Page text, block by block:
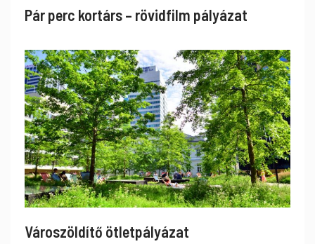
Pár perc kortárs – rövidfilm pályázat
Városzöldítő ötletpályázat